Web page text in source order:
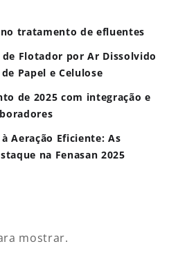
tratamento de efluentes
de Flotador por Ar Dissolvido
Papel e Celulose
de 2025 com integração e
Aeração Eficiente: As
na Fenasan 2025
mostrar.